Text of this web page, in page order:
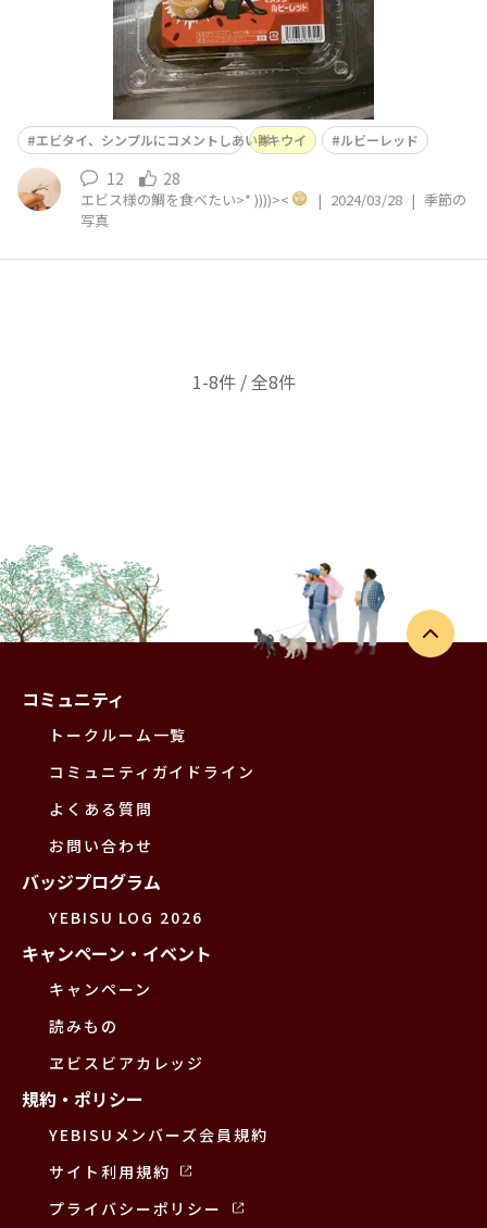
エビタイ、シンプルにコメントしあい隊キウイ ルビーレッド
12 28
エビス様の鯛を食べたい>* ))))>< | 2024/03/28 | 季節の
写真
1-8件 / 全8件
コミュニティ
トークルーム一覧
コミュニティガイドライン
よくある質問
お問い合わせ
バッジプログラム
YEBISU LOG 2026
キャンペーン・イベント
キャンペーン
読みもの
ヱビスビアカレッジ
規約・ポリシー
YEBISUメンバーズ会員規約
サイト利用規約
プライバシーポリシー